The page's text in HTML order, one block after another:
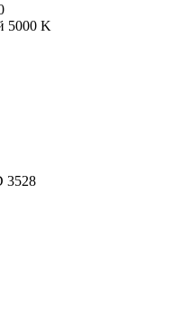
5000 K
3528